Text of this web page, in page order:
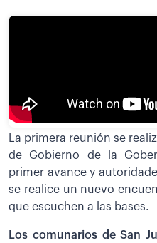
La primera reunión se
de Gobierno de la
primer avance y
se realice un nuevo
que escuchen a las bases.
Los comunarios de San